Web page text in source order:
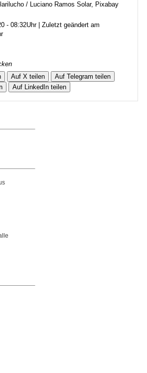
/ Luciano Ramos Solar, Pixabay
- 08:32Uhr | Zuletzt geändert am
Auf X teilen
Auf Telegram teilen
Auf LinkedIn teilen